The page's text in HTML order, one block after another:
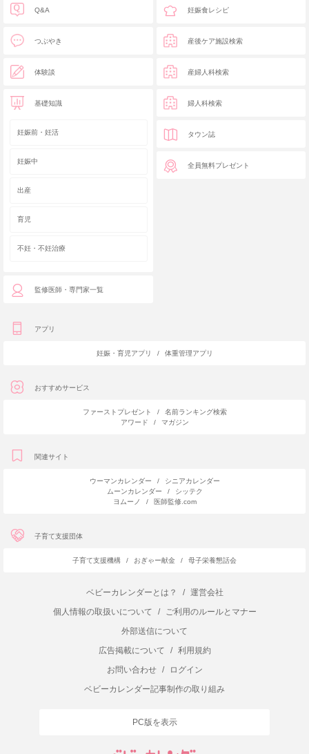
Q&A
つぶやき
体験談
基礎知識
妊娠前・妊活
妊娠中
出産
育児
不妊・不妊治療
監修医師・専門家一覧
妊娠食レシピ
産後ケア施設検索
産婦人科検索
婦人科検索
タウン誌
全員無料プレゼント
アプリ
妊娠・育児アプリ / 体重管理アプリ
おすすめサービス
ファーストプレゼント /
名前ランキング検索
アワード
/ マガジン
関連サイト
ウーマンカレンダー /
シニアカレンダー
ムーンカレンダー
/
シッテク
ヨムーノ
/ 医師監修.com
子育て支援団体
子育て支援機構 / おぎゃー献金 / 母子栄養懇話会
ベビーカレンダーとは？ /
運営会社
個人情報の取扱いについて
/
ご利用のルールとマナー
外部送信について
広告掲載について
/
利用規約
お問い合わせ
/
ログイン
ベビーカレンダー記事制作の取り組み
PC版を表示